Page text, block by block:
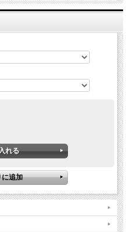
ーズ。伸長率タテ・ヨコ20％以上の
ールシーズン対応素材を使用しまし